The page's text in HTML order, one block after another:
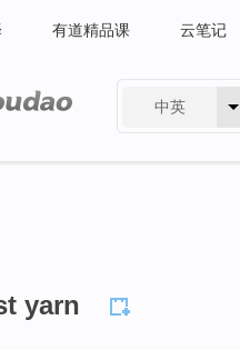
有道精品课 云笔记
中英
yarn